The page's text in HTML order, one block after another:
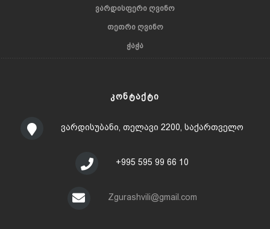
ᲕᲐᲠᲓᲘᲡᲤᲔᲠᲘ ᲦᲕᲘᲜᲝ
ᲗᲔᲗᲠᲘ ᲦᲕᲘᲜᲝ
ᲭᲐᲭᲐ
ᲙᲝᲜᲢᲐᲥᲢᲘ
ვარდისუბანი, თელავი 2200, საქართველო
+995 595 99 66 10
Zgurashvili@gmail.com